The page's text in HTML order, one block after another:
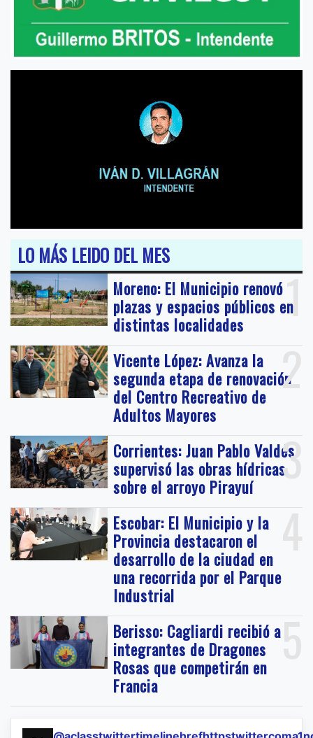
LO MÁS LEIDO DEL MES
1
Moreno: El Municipio renovó
plazas y espacios públicos en
distintas localidades
2
Vicente López: Avanza la
segunda etapa de renovación
del Centro Recreativo de
Adultos Mayores
3
Corrientes: Juan Pablo Valdés
supervisó las obras hídricas
sobre el arroyo Pirayuí
4
Escobar: El Municipio y la
Provincia destacaron el
desarrollo de la ciudad en
una recorrida por el Parque
Industrial
5
Berisso: Cagliardi recibió a
integrantes de Dragones
Rosas que competirán en
Francia